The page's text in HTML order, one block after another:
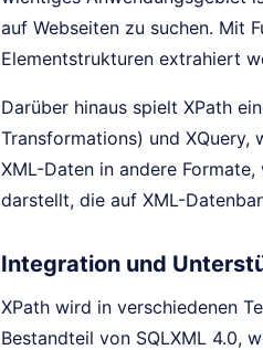
auf Webseiten zu suchen. Mit
Elementstrukturen extrahiert
Darüber hinaus spielt XPath
Transformations) und XQuery,
XML-Daten in andere
darstellt, die auf XML-
Integration und
XPath wird in verschiedenen
Bestandteil von SQLXML 4.0,